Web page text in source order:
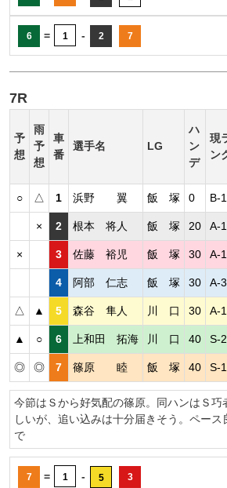
6 = 1 - 2 7
7R
予
想
雨
予
想
車
番
選手名 LG
ハ
ン
デ
現
ン
○ △ 1 浜野 翼 飯 塚 0 B-
× 2 根本 将人 飯 塚 20 A-
× 3 佐藤 裕児 飯 塚 30 A-
4 阿部 仁志 飯 塚 30 A-
△ ▲ 5 森谷 隼人 川 口 30 A-
▲ ○ 6 上和田 拓海 川 口 40 S-
◎ ◎ 7 篠原 睦 飯 塚 40 S-
今節はＳから好気配の篠原。同ハンはＳ巧
しいが、追い込みは十分届きそう。ペース
で
7 = 1 - 5 3